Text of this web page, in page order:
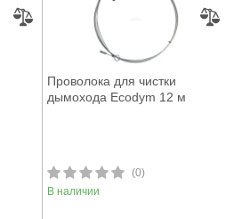
Проволока для чистки
дымохода Ecodym 12 м
(0)
В наличии